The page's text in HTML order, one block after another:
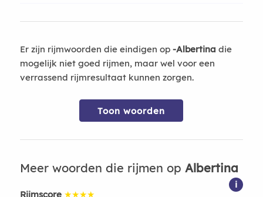
Er zijn rijmwoorden die eindigen op -Albertina die
mogelijk niet goed rijmen, maar wel voor een
verrassend rijmresultaat kunnen zorgen.
Toon woorden
Meer woorden die rijmen op Albertina
i
Rijmscore ★★★★